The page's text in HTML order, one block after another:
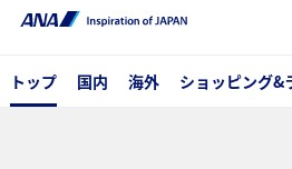
トップ 国内 海外 ショッピング&